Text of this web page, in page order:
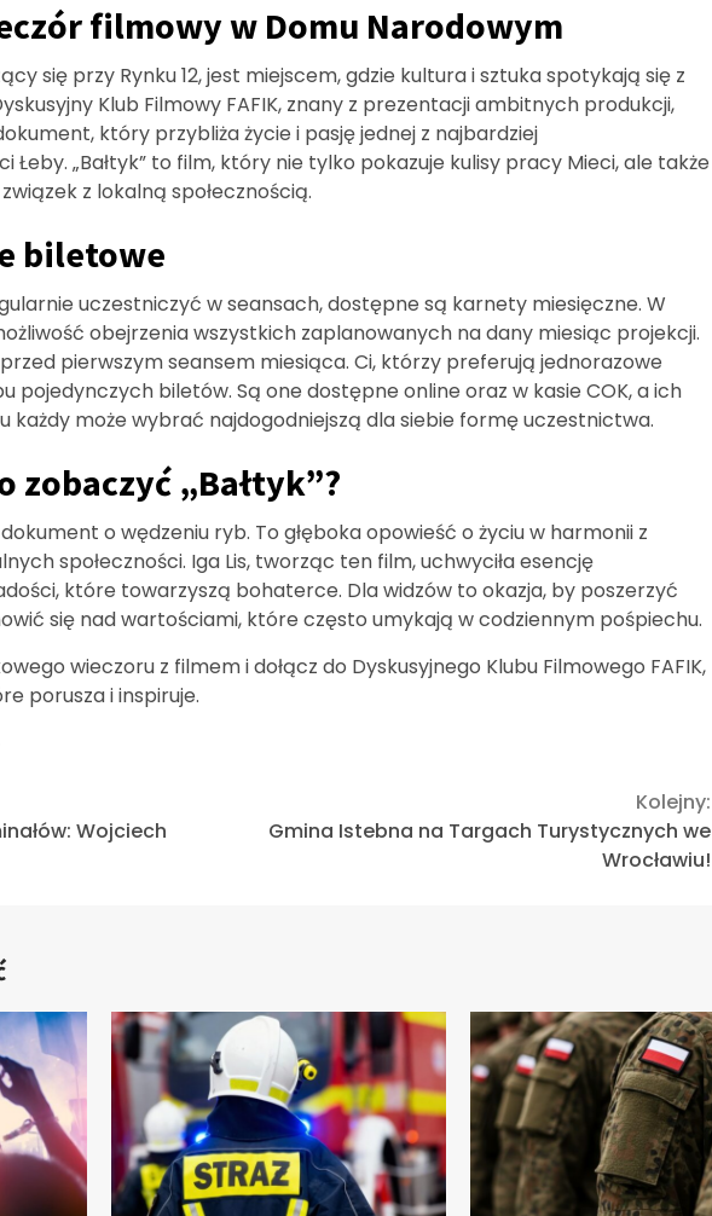
filmowy w Domu Narodowym
się przy Rynku 12, jest miejscem, gdzie kultura i sztuka spotykają się z
Klub Filmowy FAFIK, znany z prezentacji ambitnych produkcji,
który przybliża życie i pasję jednej z najbardziej
„Bałtyk” to film, który nie tylko pokazuje kulisy pracy Mieci, ale także
z lokalną społecznością.
biletowe
uczestniczyć w seansach, dostępne są karnety miesięczne. W
obejrzenia wszystkich zaplanowanych na dany miesiąc projekcji.
pierwszym seansem miesiąca. Ci, którzy preferują jednorazowe
pojedynczych biletów. Są one dostępne online oraz w kasie COK, a ich
każdy może wybrać najdogodniejszą dla siebie formę uczestnictwa.
zobaczyć „Bałtyk”?
o wędzeniu ryb. To głęboka opowieść o życiu w harmonii z
społeczności. Iga Lis, tworząc ten film, uchwyciła esencję
które towarzyszą bohaterce. Dla widzów to okazja, by poszerzyć
się nad wartościami, które często umykają w codziennym pośpiechu.
wieczoru z filmem i dołącz do Dyskusyjnego Klubu Filmowego FAFIK,
porusza i inspiruje.
Wojciech
Kolejny:
Gmina Istebna na Targach Turystycznych we
Wrocławiu!